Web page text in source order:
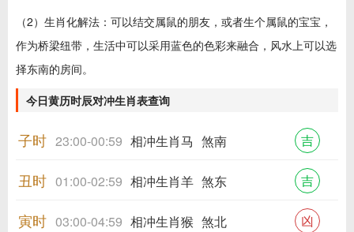
（2）生肖化解法：可以结交属鼠的朋友，或者生个属鼠的宝宝，
作为桥梁纽带，生活中可以采用蓝色的色彩来融合，风水上可以选
择东南的房间。
今日黄历时辰对冲生肖表查询
子时 23:00-00:59 相冲生肖马 煞南 吉
丑时 01:00-02:59 相冲生肖羊 煞东 吉
寅时 03:00-04:59 相冲生肖猴 煞北 凶